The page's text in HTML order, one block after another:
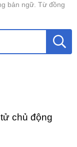
bản ngữ. Từ đồng
chủ động